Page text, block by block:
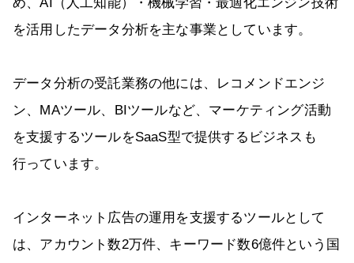
め、AI（人工知能）・機械学習・最適化エンジン技術
を活用したデータ分析を主な事業としています。
データ分析の受託業務の他には、レコメンドエンジ
ン、MAツール、BIツールなど、マーケティング活動
を支援するツールをSaaS型で提供するビジネスも
行っています。
インターネット広告の運用を支援するツールとして
は、アカウント数2万件、キーワード数6億件という国